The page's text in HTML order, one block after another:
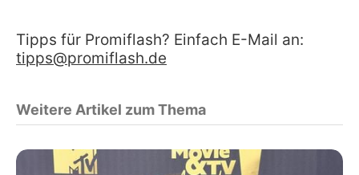
Tipps für Promiflash? Einfach E-Mail an:
tipps@promiflash.de
Weitere Artikel zum Thema